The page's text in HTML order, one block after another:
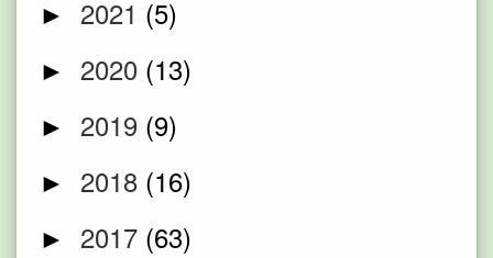
► 2021 (5)
► 2020 (13)
► 2019 (9)
► 2018 (16)
► 2017 (63)